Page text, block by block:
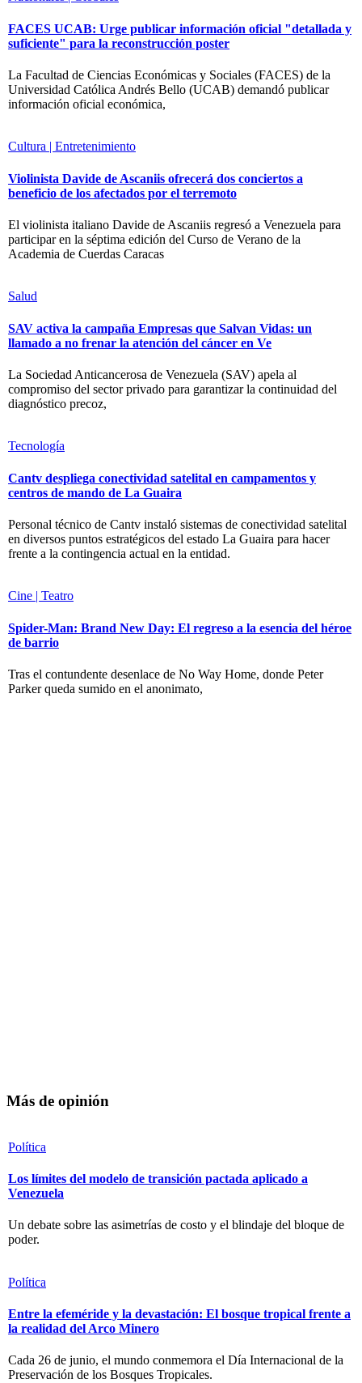
FACES UCAB: Urge publicar información oficial "detallada y
suficiente" para la reconstrucción poster
La Facultad de Ciencias Económicas y Sociales (FACES) de la
Universidad Católica Andrés Bello (UCAB) demandó publicar
información oficial económica,
Cultura | Entretenimiento
Violinista Davide de Ascaniis ofrecerá dos conciertos a
beneficio de los afectados por el terremoto
El violinista italiano Davide de Ascaniis regresó a Venezuela para
participar en la séptima edición del Curso de Verano de la
Academia de Cuerdas Caracas
Salud
SAV activa la campaña Empresas que Salvan Vidas: un
llamado a no frenar la atención del cáncer en Ve
La Sociedad Anticancerosa de Venezuela (SAV) apela al
compromiso del sector privado para garantizar la continuidad del
diagnóstico precoz,
Tecnología
Cantv despliega conectividad satelital en campamentos y
centros de mando de La Guaira
Personal técnico de Cantv instaló sistemas de conectividad satelital
en diversos puntos estratégicos del estado La Guaira para hacer
frente a la contingencia actual en la entidad.
Cine | Teatro
Spider-Man: Brand New Day: El regreso a la esencia del héroe
de barrio
Tras el contundente desenlace de No Way Home, donde Peter
Parker queda sumido en el anonimato,
Más de opinión
Política
Los límites del modelo de transición pactada aplicado a
Venezuela
Un debate sobre las asimetrías de costo y el blindaje del bloque de
poder.
Política
Entre la efeméride y la devastación: El bosque tropical frente a
la realidad del Arco Minero
Cada 26 de junio, el mundo conmemora el Día Internacional de la
Preservación de los Bosques Tropicales.